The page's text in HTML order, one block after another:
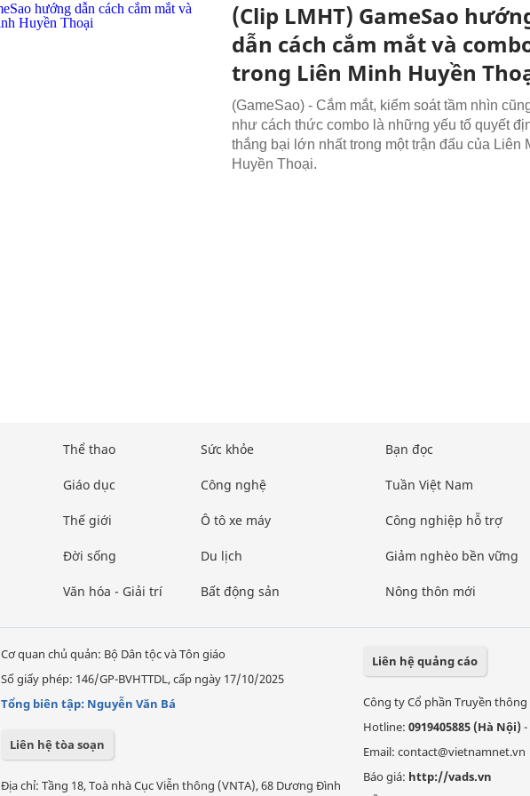
(Clip LMHT) GameSao
dẫn cách cắm mắt và
trong Liên Minh Huyền
(GameSao) - Cắm mắt, kiểm soát tầm nhìn
như cách thức combo là những yếu tố quyết
thắng bại lớn nhất trong một trận đấu của Liên
Huyền Thoại.
Thể thao
Giáo dục
Thế giới
Đời sống
Văn hóa - Giải trí
Sức khỏe
Công nghệ
Ô tô xe máy
Du lịch
Bất động sản
Bạn đọc
Tuần Việt Nam
Công nghiệp hỗ trợ
Giảm nghèo bền vững
Nông thôn mới
Cơ quan chủ quản: Bộ Dân tộc và Tôn giáo
Số giấy phép: 146/GP-BVHTTDL, cấp ngày 17/10/2025
Tổng biên tập: Nguyễn Văn Bá
Liên hệ tòa soạn
Địa chỉ: Tầng 18, Toà nhà Cục Viễn thông (VNTA), 68 Dương Đình
Liên hệ quảng cáo
Công ty Cổ phần Truyền
Hotline: 0919405885 (Hà Nội)-
Email: contact@vietnamnet.vn
Báo giá: http://vads.vn